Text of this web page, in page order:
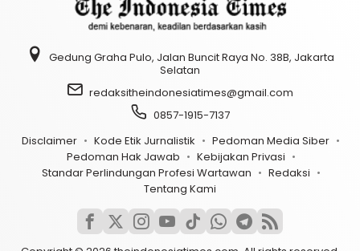
Gedung Graha Pulo, Jalan Buncit Raya No. 38B, Jakarta
Selatan
redaksitheindonesiatimes@gmail.com
0857-1915-7137
Disclaimer
Kode Etik Jurnalistik
Pedoman Media Siber
Pedoman Hak Jawab
Kebijakan Privasi
Standar Perlindungan Profesi Wartawan
Redaksi
Tentang Kami